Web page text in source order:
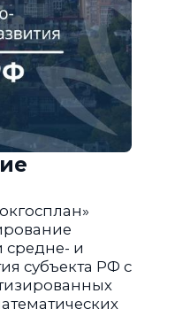
развития
средне- и
субъекта РФ с